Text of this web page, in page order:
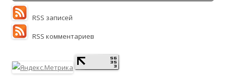
RSS записей
RSS комментариев